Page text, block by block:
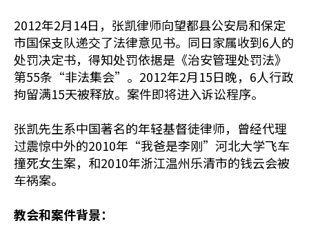
2012年2月14日，张凯律师向望都县公安局和保定
市国保支队递交了法律意见书。同日家属收到6人的
处罚决定书，得知处罚依据是《治安管理处罚法》
第55条“非法集会”。2012年2月15日晚，6人行政
拘留满15天被释放。案件即将进入诉讼程序。
张凯先生系中国著名的年轻基督徒律师，曾经代理
过震惊中外的2010年“我爸是李刚”河北大学飞车
撞死女生案，和2010年浙江温州乐清市的钱云会被
车祸案。
教会和案件背景：